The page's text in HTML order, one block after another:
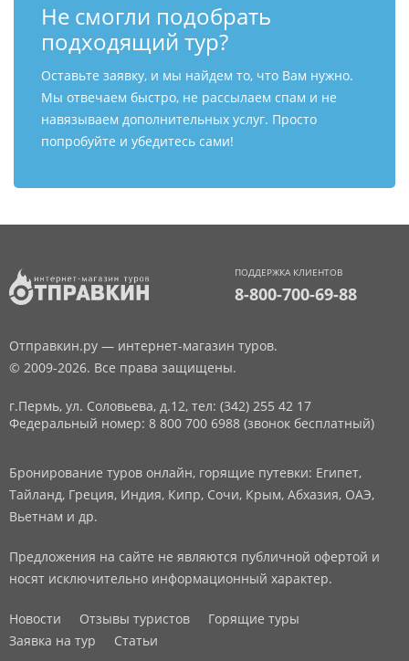
Не смогли подобрать
подходящий тур?
Оставьте заявку, и мы найдем то, что Вам нужно.
Мы отвечаем быстро, не рассылаем спам и не
навязываем дополнительных услуг. Просто
попробуйте и убедитесь сами!
ПОДДЕРЖКА КЛИЕНТОВ
8-800-700-69-88
Отправкин.ру — интернет-магазин туров.
© 2009-2026. Все права защищены.
г.Пермь, ул. Соловьева, д.12, тел: (342) 255 42 17
Федеральный номер: 8 800 700 6988 (звонок бесплатный)
Бронирование туров онлайн, горящие путевки: Египет,
Тайланд, Греция, Индия, Кипр, Сочи, Крым, Абхазия, ОАЭ,
Вьетнам и др.
Предложения на сайте не являются публичной офертой и
носят исключительно информационный характер.
Новости Отзывы туристов
Горящие туры
Заявка на тур
Статьи